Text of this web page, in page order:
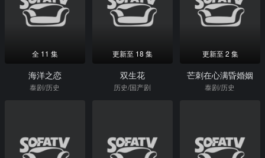
全 11 集
海洋之恋
泰剧/历史
更新至 18 集
双生花
历史/国产剧
更新至 2 集
芒刺在心满昏婚姻
泰剧/历史